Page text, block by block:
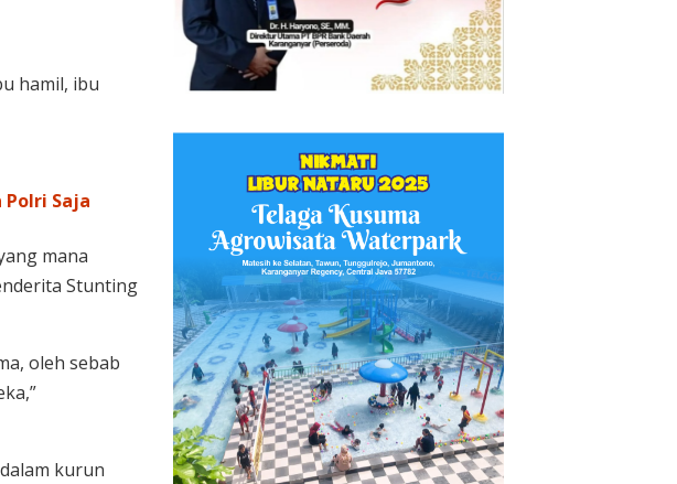
hamil, ibu
Saja
mana
Stunting
oleh sebab
kurun